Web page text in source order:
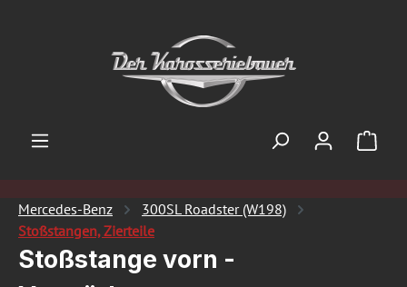
Mercedes-Benz
300SL Roadster (W198)
Stoßstangen, Zierteile
Stoßstange vorn -